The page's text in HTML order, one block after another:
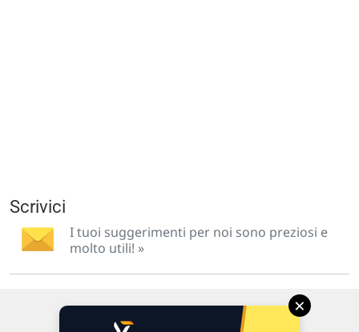
Scrivici
I tuoi suggerimenti per noi sono preziosi e
molto utili! »
×